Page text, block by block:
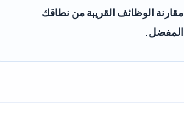
مقارنة الوظائف القريبة من نطاقك
المفضل.